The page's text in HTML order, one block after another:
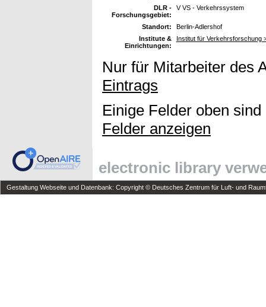
DLR -
Forschungsgebiet:
V VS - Verkehrssystem
Standort:
Berlin-Adlershof
Institute &
Einrichtungen:
Institut für Verkehrsforschung
Nur für Mitarbeiter des
Eintrags
Einige Felder oben
Felder anzeigen
electronic library
Gestaltung Webseite und Datenbank: Copyright © Deutsches Zentrum für Luft- und